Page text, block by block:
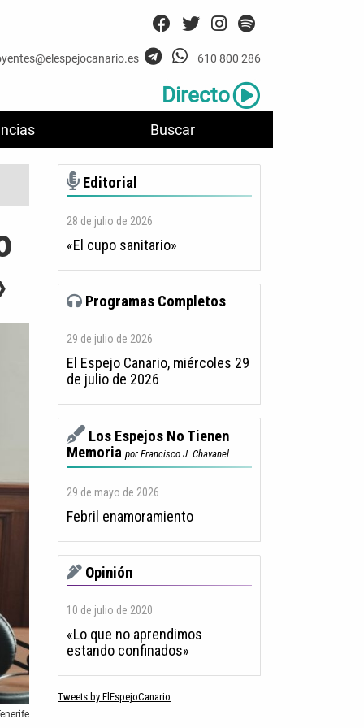
Buscar
610 800 286
Directo
Editorial
28 de julio de 2026
«El cupo sanitario»
Programas Completos
29 de julio de 2026
El Espejo Canario, miércoles 29
de julio de 2026
Los Espejos No Tienen
Memoria por Francisco J. Chavanel
29 de mayo de 2026
Febril enamoramiento
Opinión
10 de julio de 2020
«Lo que no aprendimos
estando confinados»
Tweets by ElEspejoCanario